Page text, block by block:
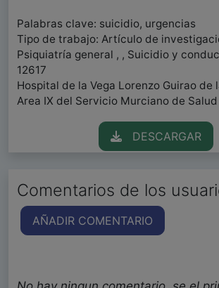
Palabras clave: suicidio, urgencias
Tipo de trabajo: Artículo de
Psiquiatría general , , Suicidio y
12617
Hospital de la Vega Lorenzo Guirao de
Area IX del Servicio Murciano de Salud
DESCARGAR
Comentarios de los
AÑADIR COMENTARIO